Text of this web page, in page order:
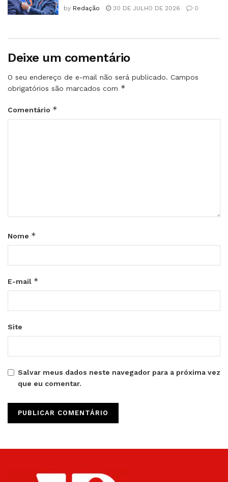
by Redação 30 DE JULHO DE 2026 0
Deixe um comentário
O seu endereço de e-mail não será publicado. Campos
obrigatórios são marcados com *
Comentário *
Nome *
E-mail *
Site
Salvar meus dados neste navegador para a próxima vez
que eu comentar.